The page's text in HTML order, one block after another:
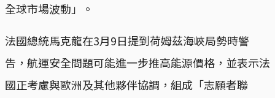
全球市場波動」。
法國總統馬克龍在3月9日提到荷姆茲海峽局勢時警
告，航運安全問題可能進一步推高能源價格，並表示法
國正考慮與歐洲及其他夥伴協調，組成「志願者聯